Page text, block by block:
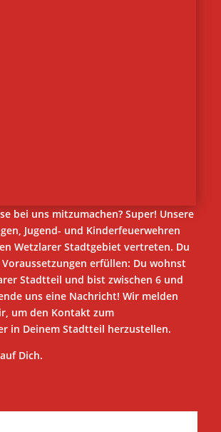
bei uns mitzumachen? Super! Unsere
Jugend- und Kinderfeuerwehren
Wetzlarer Stadtgebiet vertreten. Du
erfüllen: Du wohnst
Stadtteil und bist zwischen 6 und
uns eine Nachricht! Wir melden
um den Kontakt zum
in Deinem Stadtteil herzustellen.
Dich.